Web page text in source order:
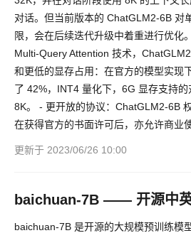
对话。但当前版本的 ChatGLM2-6B 对
限，会在后续迭代升级中着重进行优化
Multi-Query Attention 技术，
和更低的显存占用：在官方的模型实现
了 42%，INT4 量化下，6G 显存支持
8K。 - 更开放的协议：ChatGLM2-6B
在获得官方的书面许可后，亦允许商业使
更新于 2023/06/26 10:00
baichuan-7B —— 开源中
baichuan-7B 是开源的大规模预训练模